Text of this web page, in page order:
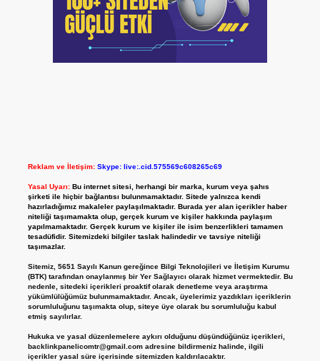
Reklam ve İletişim: Skype: live:.cid.575569c608265c69
Yasal Uyarı: Bu internet sitesi, herhangi bir marka, kurum veya şahıs
şirketi ile hiçbir bağlantısı bulunmamaktadır. Sitede yalnızca kendi
hazırladığımız makaleler paylaşılmaktadır. Burada yer alan içerikler haber
niteliği taşımamakta olup, gerçek kurum ve kişiler hakkında paylaşım
yapılmamaktadır. Gerçek kurum ve kişiler ile isim benzerlikleri tamamen
tesadüfidir. Sitemizdeki bilgiler taslak halindedir ve tavsiye niteliği
taşımazlar.
Sitemiz, 5651 Sayılı Kanun gereğince Bilgi Teknolojileri ve İletişim Kurumu
(BTK) tarafından onaylanmış bir Yer Sağlayıcı olarak hizmet vermektedir. Bu
nedenle, sitedeki içerikleri proaktif olarak denetleme veya araştırma
yükümlülüğümüz bulunmamaktadır. Ancak, üyelerimiz yazdıkları içeriklerin
sorumluluğunu taşımakta olup, siteye üye olarak bu sorumluluğu kabul
etmiş sayılırlar.
Hukuka ve yasal düzenlemelere aykırı olduğunu düşündüğünüz içerikleri,
backlinkpanelicomtr@gmail.comadresine bildirmeniz halinde, ilgili
içerikler yasal süre içerisinde sitemizden kaldırılacaktır.